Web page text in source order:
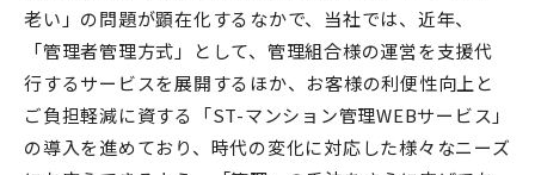
老い」の問題が顕在化するなかで、当社では、近年、
「管理者管理方式」として、管理組合様の運営を支援代
行するサービスを展開するほか、お客様の利便性向上と
ご負担軽減に資する「ST-マンション管理WEBサービス」
の導入を進めており、時代の変化に対応した様々なニーズ